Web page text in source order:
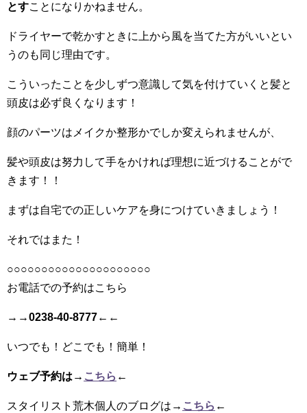
とすことになりかねません。
ドライヤーで乾かすときに上から風を当てた方がいいとい
うのも同じ理由です。
こういったことを少しずつ意識して気を付けていくと髪と
頭皮は必ず良くなります！
顔のパーツはメイクか整形かでしか変えられませんが、
髪や頭皮は努力して手をかければ理想に近づけることがで
きます！！
まずは自宅での正しいケアを身につけていきましょう！
それではまた！
○○○○○○○○○○○○○○○○○○○○○
お電話での予約はこちら
→→0238-40-8777←←
いつでも！どこでも！簡単！
ウェブ予約は→ こちら ←
スタイリスト荒木個人のブログは → こちら ←